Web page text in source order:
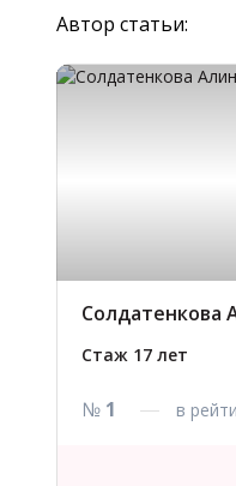
Автор статьи:
Солдатенкова
Стаж 17 лет
№ 1 в